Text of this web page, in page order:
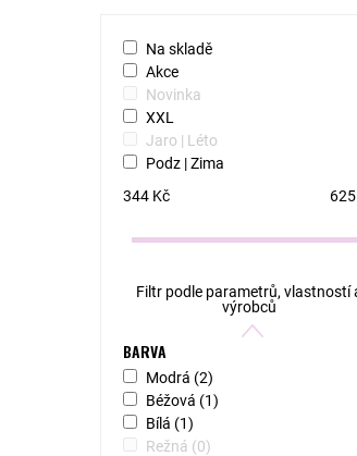
Na skladě
Akce
Novinka
XXL
Jaro | Léto
Podz | Zima
344Kč 625
Filtr podle parametrů, vlastností
výrobců
BARVA
Modrá (2)
Béžová (1)
Bílá (1)
Režná (0)